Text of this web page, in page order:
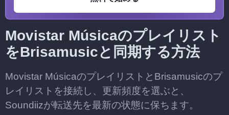
Movistar Músicaのプレイリスト
をBrisamusicと同期する方法
Movistar MúsicaのプレイリストとBrisamusicのプ
レイリストを接続し、更新頻度を選ぶと、
Soundiizが転送先を最新の状態に保ちます。